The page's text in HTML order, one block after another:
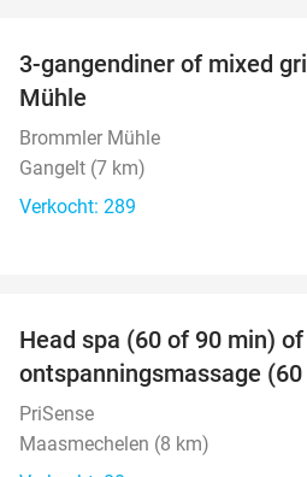
3-gangendiner of mixed
Mühle
Brommler Mühle
Gangelt (7 km)
Verkocht: 289
Head spa (60 of 90 min) of
ontspanningsmassage
PriSense
Maasmechelen (8 km)